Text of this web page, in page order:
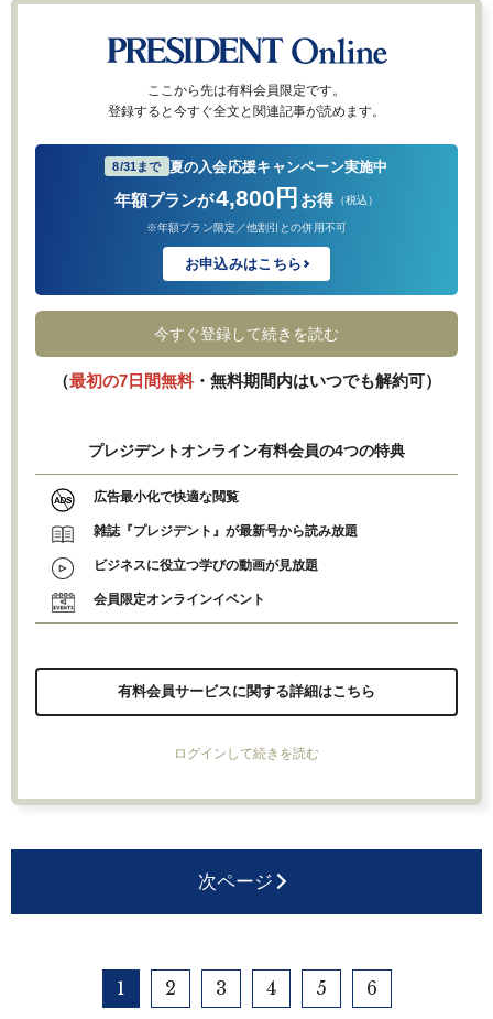
ここから先は有料会員限定です。
登録すると今すぐ全文と関連記事が読めます。
8/31まで 夏の入会応援キャンペーン実施中
年額プランが4,800円 お得 （税込）
※年額プラン限定／他割引との併用不可
お申込みはこちら
今すぐ登録して続きを読む
（最初の7日間無料・無料期間内はいつでも解約可）
プレジデントオンライン有料会員の4つの特典
広告最小化で快適な閲覧
雑誌『プレジデント』が最新号から読み放題
ビジネスに役立つ学びの動画が見放題
会員限定オンラインイベント
有料会員サービスに関する詳細はこちら
ログインして続きを読む
次ページ
1 2 3 4 5 6